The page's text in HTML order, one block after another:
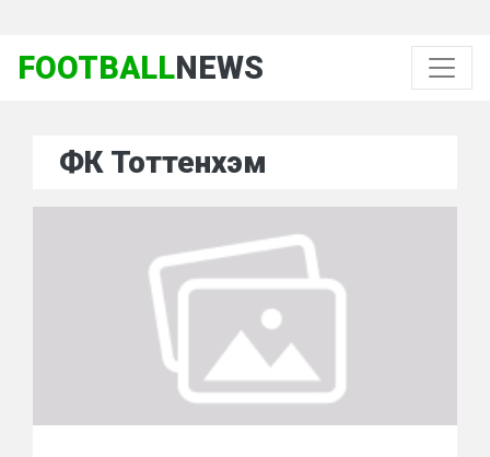
FOOTBALLNEWS
ФК Тоттенхэм